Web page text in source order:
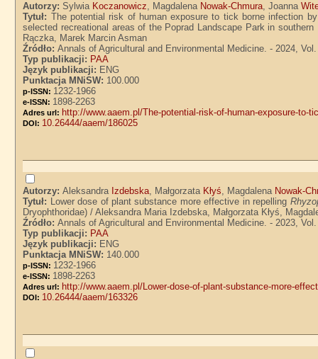
Autorzy:Sylwia Koczanowicz, Magdalena Nowak-Chmura, Joanna
Tytuł: The potential risk of human exposure to tick borne infection
selected recreational areas of the Poprad Landscape Park in
Rączka, Marek Marcin Asman
Źródło:Annals of Agricultural and Environmental Medicine. - 2024,
Typ publikacji: PAA
Język publikacji: ENG
Punktacja MNiSW: 100.000
p-ISSN: 1232-1966
e-ISSN: 1898-2263
Adres url: http://www.aaem.pl/The-potential-risk-of-human-exposure-to-
DOI: 10.26444/aaem/186025
Autorzy:Aleksandra Izdebska, Małgorzata Kłyś, Magdalena Nowak-
Tytuł: Lower dose of plant substance more effective in repelling
Dryophthoridae) / Aleksandra Maria Izdebska, Małgorzata Kłyś,
Źródło:Annals of Agricultural and Environmental Medicine. - 2023,
Typ publikacji: PAA
Język publikacji: ENG
Punktacja MNiSW: 140.000
p-ISSN: 1232-1966
e-ISSN: 1898-2263
Adres url: http://www.aaem.pl/Lower-dose-of-plant-substance-more-
DOI: 10.26444/aaem/163326